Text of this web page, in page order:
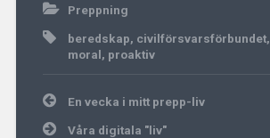
Preppning
beredskap, civilförsvarsförbundet,
moral, proaktiv
Inläggsnavigering
En vecka i mitt prepp-liv
Våra digitala "liv"